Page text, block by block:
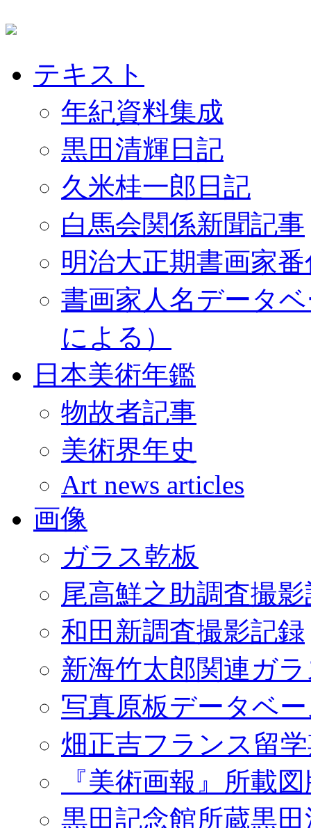
テキスト
年紀資料集成
黒田清輝日記
久米桂一郎日記
白馬会関係新聞記事
明治大正期書画家
書画家人名データ
による）
日本美術年鑑
物故者記事
美術界年史
Art news articles
画像
ガラス乾板
尾高鮮之助調査撮
和田新調査撮影記録
新海竹太郎関連ガ
写真原板データベ
畑正吉フランス留
『美術画報』所載
黒田記念館所蔵黒